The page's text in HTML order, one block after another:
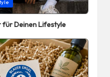
Deinen Lifestyle